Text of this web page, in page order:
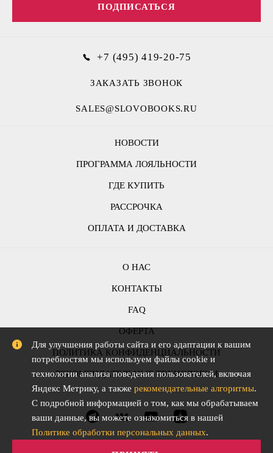
НОВОСТИ
ПРОГРАММА ЛОЯЛЬНОСТИ
ГДЕ КУПИТЬ
РАССРОЧКА
ОПЛАТА И ДОСТАВКА
ПОДПИСАТЬСЯ
О НАС
КОНТАКТЫ
FAQ
ОФЕРТА
ПОЛИТИКА КОНФИДЕНЦИАЛЬНОСТИ
РЕКОМЕНДАТЕЛЬНЫЕ ТЕХНОЛОГИИ
+7 (495) 419-20-75
ЗАКАЗАТЬ ЗВОНОК
SALES@SLOVOBOOKS.RU
Для улучшения работы сайта и его адаптации к вашим
потребностям мы используем файлы cookie и
технологии анализа поведения пользователей, включая
Яндекс Метрику, а также рекомендательные алгоритмы.
С подробной информацией о том, как мы обрабатываем
ваши данные, вы можете ознакомиться в нашей
Политике обработки персональных данных.